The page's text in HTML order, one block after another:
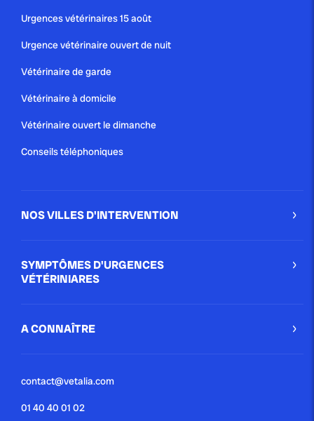
Urgences vétérinaires 15 août
Urgence vétérinaire ouvert de nuit
Vétérinaire de garde
Vétérinaire à domicile
Vétérinaire ouvert le dimanche
Conseils téléphoniques
NOS VILLES D'INTERVENTION
SYMPTÔMES D'URGENCES
VÉTÉRINIARES
A CONNAÎTRE
contact@vetalia.com
01 40 40 01 02